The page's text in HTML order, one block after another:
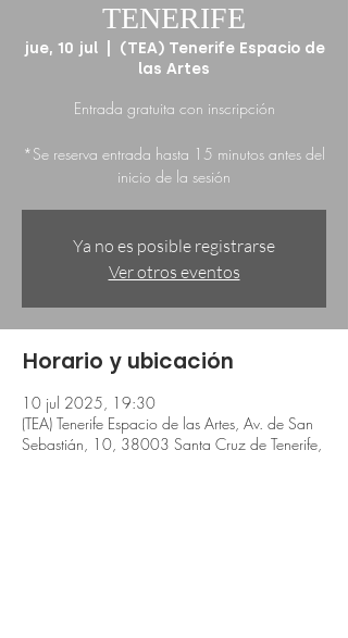
TENERIFE
jue, 10 jul
  |
(TEA) Tenerife Espacio de
las Artes
Entrada gratuita con inscripción
*Se reserva entrada hasta 15 minutos antes del
inicio de la sesión
Ya no es posible registrarse
Ver otros eventos
Horario y ubicación
10 jul 2025, 19:30
(TEA) Tenerife Espacio de las Artes, Av. de San
Sebastián, 10, 38003 Santa Cruz de Tenerife,